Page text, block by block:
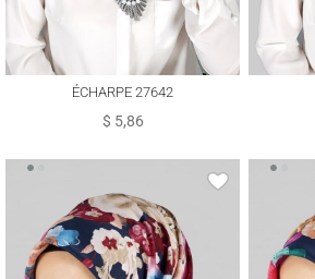
ÉCHARPE 27642
$ 5,86